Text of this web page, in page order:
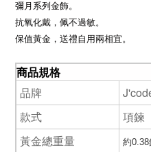
彌月 系列金飾。
抗氧化戴 ，佩不過敏。
保值黃金，送禮自用兩相宜。
商品規格
品牌
款式
項鍊
黃金總重量
約0.38